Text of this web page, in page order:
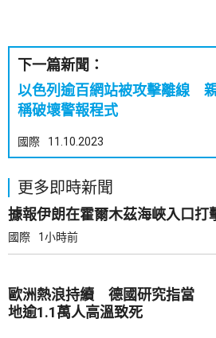
下一篇新聞：
以色列逾百網站被攻擊離線
稱破壞警報程式
國際 11.10.2023
更多即時新聞
據報伊朗在霍爾木茲海峽入口打
國際 1小時前
歐洲熱浪持續 德國研究指當
地逾1.1萬人高溫致死